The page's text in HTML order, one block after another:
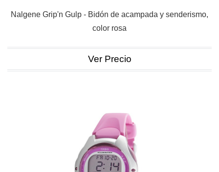
Nalgene Grip'n Gulp - Bidón de acampada y senderismo,
color rosa
Ver Precio